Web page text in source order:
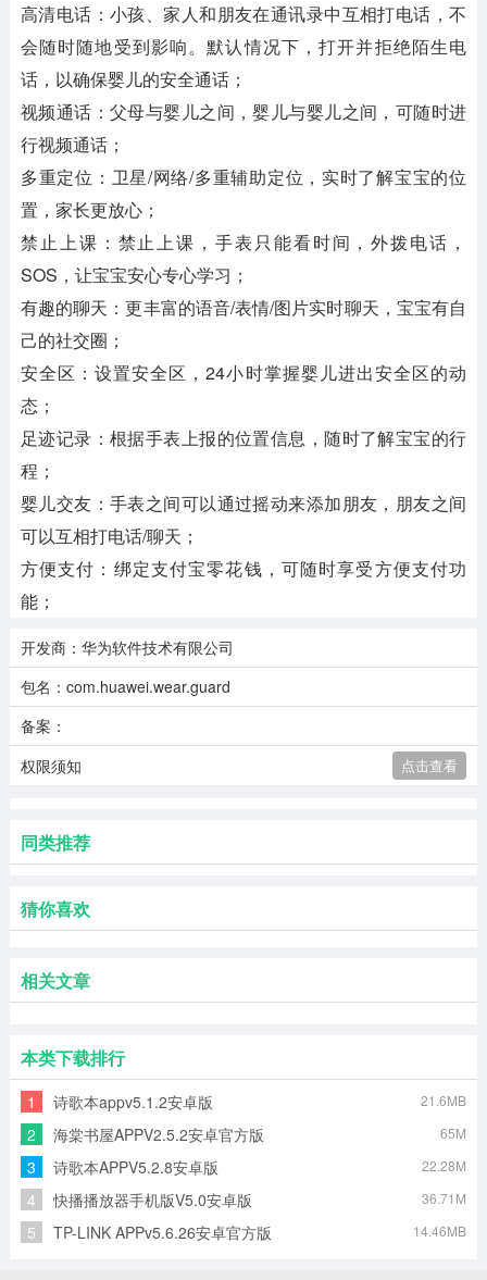
高清电话：小孩、家人和朋友在通讯录中互相打电话，不
会随时随地受到影响。默认情况下，打开并拒绝陌生电
话，以确保婴儿的安全通话；
视频通话：父母与婴儿之间，婴儿与婴儿之间，可随时进
行视频通话；
多重定位：卫星/网络/多重辅助定位，实时了解宝宝的位
置，家长更放心；
禁止上课：禁止上课，手表只能看时间，外拨电话，
SOS，让宝宝安心专心学习；
有趣的聊天：更丰富的语音/表情/图片实时聊天，宝宝有自
己的社交圈；
安全区：设置安全区，24小时掌握婴儿进出安全区的动
态；
足迹记录：根据手表上报的位置信息，随时了解宝宝的行
程；
婴儿交友：手表之间可以通过摇动来添加朋友，朋友之间
可以互相打电话/聊天；
方便支付：绑定支付宝零花钱，可随时享受方便支付功
能；
开发商：华为软件技术有限公司
包名：com.huawei.wear.guard
备案：
权限须知
点击查看
同类推荐
猜你喜欢
相关文章
本类下载排行
1 诗歌本appv5.1.2安卓版 21.6MB
2 海棠书屋APPV2.5.2安卓官方版 65M
3 诗歌本APPV5.2.8安卓版 22.28M
4 快播播放器手机版V5.0安卓版 36.71M
5 TP-LINK APPv5.6.26安卓官方版 14.46MB